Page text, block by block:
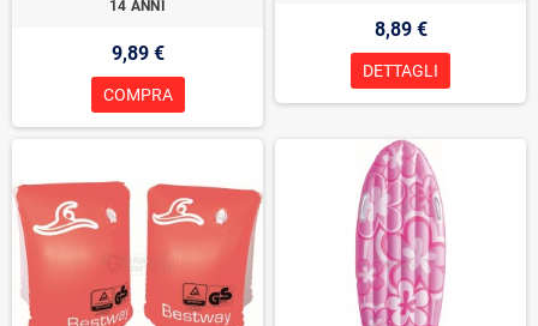
14 ANNI
9,89 €
COMPRA
8,89 €
DETTAGLI